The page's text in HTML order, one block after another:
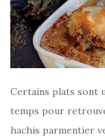
Certains plats sont
temps pour
hachis parmentier